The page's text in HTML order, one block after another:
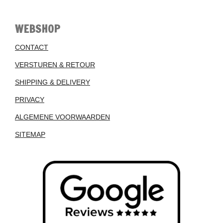
WEBSHOP
CONTACT
VERSTUREN & RETOUR
SHIPPING & DELIVERY
PRIVACY
ALGEMENE VOORWAARDEN
SITEMAP